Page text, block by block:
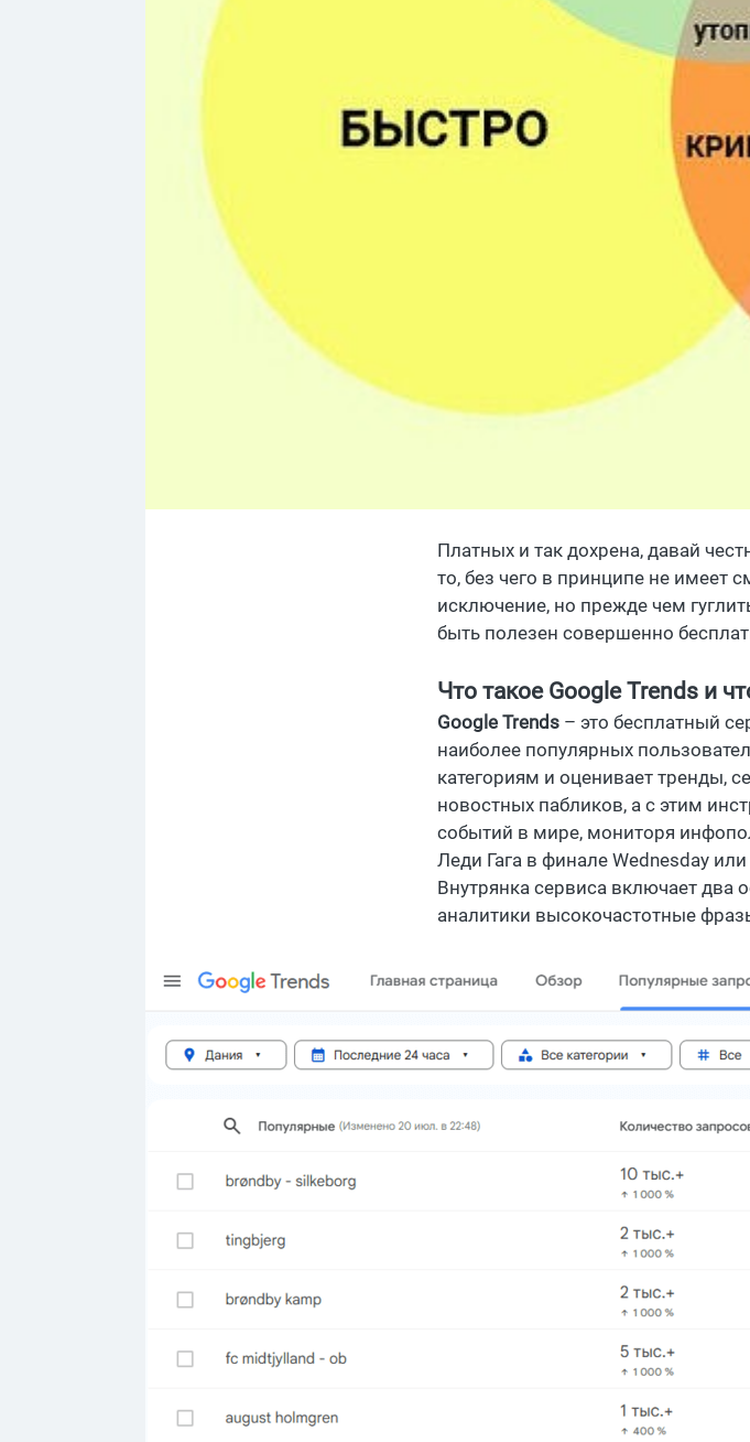
Платных и так дохрена, давай
то, без чего в принципе не имеет
исключение, но прежде чем
быть полезен совершенно
Что такое Google Trends и
Google Trends – это бесплатный
наиболее популярных
категориям и оценивает тренды,
новостных пабликов, а с этим
событий в мире, мониторя
Леди Гага в финале Wednesday
Внутрянка сервиса включает два
аналитики высокочастотные